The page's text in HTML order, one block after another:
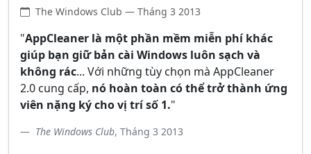
The Windows Club — Tháng 3 2013
"AppCleaner là một phần mềm miễn phí khác
giúp bạn giữ bản cài Windows luôn sạch và
không rác... Với những tùy chọn mà AppCleaner
2.0 cung cấp, nó hoàn toàn có thể trở thành ứng
viên nặng ký cho vị trí số 1."
The Windows Club, Tháng 3 2013